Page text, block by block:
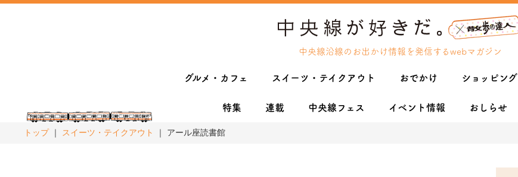
中央線沿線のお出かけ情報を発信するwebマガジン
グルメ・カフェ スイーツ・テイクアウト おでかけ ショッピング
特集 連載 中央線フェス イベント情報 おしらせ
トップ スイーツ・テイクアウト アール座読書館